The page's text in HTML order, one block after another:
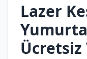
Lazer